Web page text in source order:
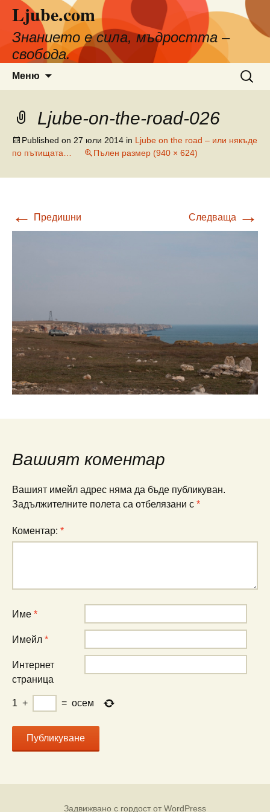
съдържанието
Ljube.com
Знанието е сила, мъдростта –
свобода.
Меню
за:
Ljube-on-the-road-026
Published on 27 юли 2014 in Ljube on the road – или някъде
по пътищата…
Пълен размер (940 × 624)
← Предишни Следваща →
Вашият коментар
Вашият имейл адрес няма да бъде публикуван.
Задължителните полета са отбелязани с *
Коментар: *
Име *
Имейл *
Интернет
страница
1 + = осем
Задвижвано с гордост от WordPress